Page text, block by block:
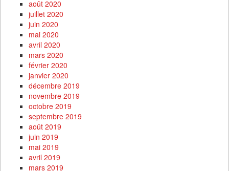
août 2020
juillet 2020
juin 2020
mai 2020
avril 2020
mars 2020
février 2020
janvier 2020
décembre 2019
novembre 2019
octobre 2019
septembre 2019
août 2019
juin 2019
mai 2019
avril 2019
mars 2019